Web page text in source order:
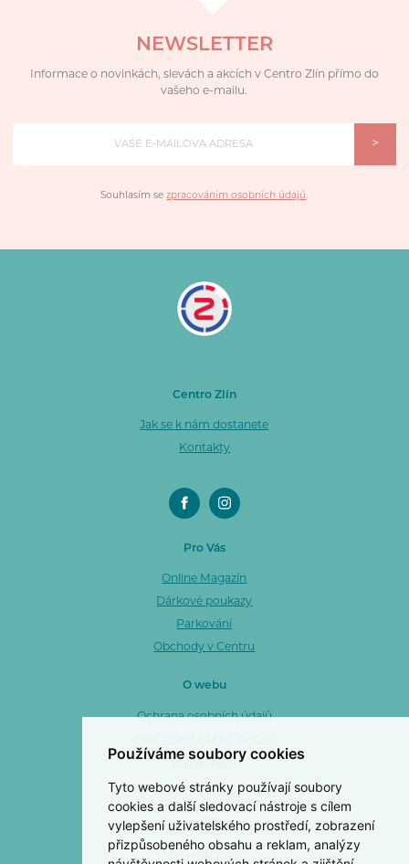
Používáme soubory cookies
Tyto webové stránky používají soubory
cookies a další sledovací nástroje s cílem
vylepšení uživatelského prostředí, zobrazení
přizpůsobeného obsahu a reklam, analýzy
NEWSLETTER
Informace o novinkách, slevách a akcích v Centro Zlín přímo do
vašeho e-mailu.
>
Souhlasím sezpracováním osobních údajů.
Centro Zlín
Jak se k nám dostanete
Kontakty
Pro Vás
Online Magazín
Dárkové poukazy
Parkování
Obchody v Centru
O webu
Ochrana osobních údajů
Mapa webu
Cookies
Centro Zlín a. s.
OC Centro Zlín